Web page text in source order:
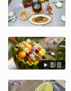
影音